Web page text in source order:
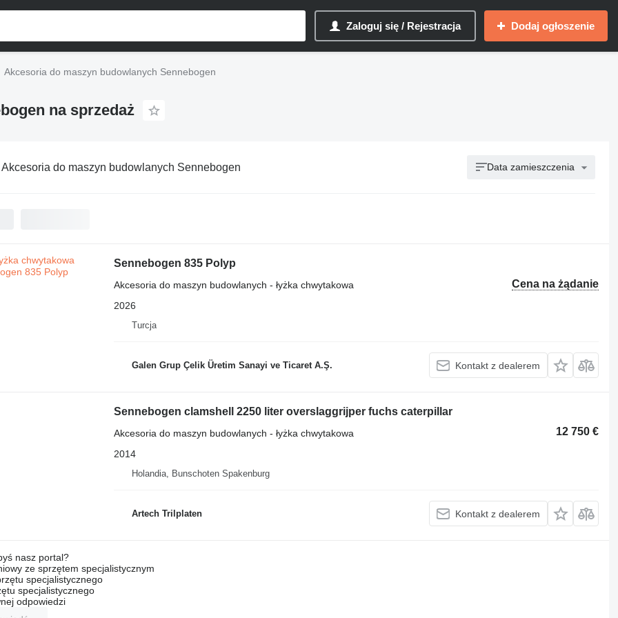
Zaloguj się / Rejestracja Dodaj ogłoszenie
Akcesoria do maszyn budowlanych Sennebogen
na sprzedaż
Akcesoria do maszyn budowlanych Sennebogen Data zamieszczenia
Sennebogen 835 Polyp
Cena na żądanie
Akcesoria do maszyn budowlanych - łyżka chwytakowa
2026
Turcja
Galen Grup Çelik Üretim Sanayi ve Ticaret A.Ş. Kontakt z dealerem
Sennebogen clamshell 2250 liter overslaggrijper fuchs caterpillar
12 750 €
Akcesoria do maszyn budowlanych - łyżka chwytakowa
2014
Holandia, Bunschoten Spakenburg
Artech Trilplaten Kontakt z dealerem
nasz portal?
ze sprzętem specjalistycznym
specjalistycznego
specjalistycznego
odpowiedzi